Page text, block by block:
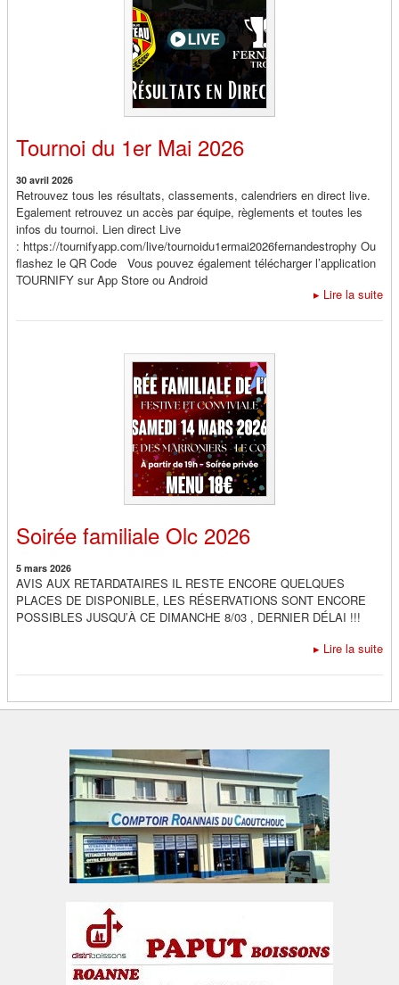
Tournoi du 1er Mai 2026
30 avril 2026
Retrouvez tous les résultats, classements, calendriers en direct live.
Egalement retrouvez un accès par équipe, règlements et toutes les
infos du tournoi. Lien direct Live
: https://tournifyapp.com/live/tournoidu1ermai2026fernandestrophy Ou
flashez le QR Code Vous pouvez également télécharger l’application
TOURNIFY sur App Store ou Android
▸ Lire la suite
Soirée familiale Olc 2026
5 mars 2026
AVIS AUX RETARDATAIRES IL RESTE ENCORE QUELQUES
PLACES DE DISPONIBLE, LES RÉSERVATIONS SONT ENCORE
POSSIBLES JUSQU’À CE DIMANCHE 8/03 , DERNIER DÉLAI !!!
▸ Lire la suite